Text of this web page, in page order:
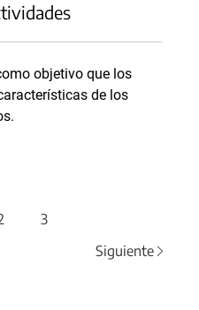
objetivo que los
de los
3
Siguiente